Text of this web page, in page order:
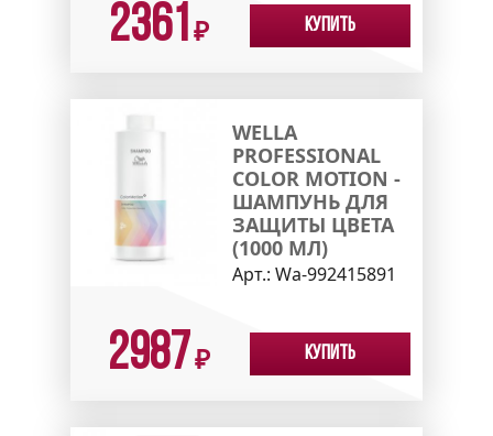
2361 ₽ Купить
WELLA
PROFESSIONAL
COLOR MOTION -
ШАМПУНЬ ДЛЯ
ЗАЩИТЫ ЦВЕТА
(1000 МЛ)
Арт.: Wa-992415891
2987₽ Купить